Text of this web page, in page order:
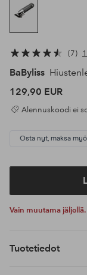
7
BaByliss
129,90 EUR
Alennuskoodi ei
Osta nyt, maksa
Vain muutama jäljellä.
Tuotetiedot